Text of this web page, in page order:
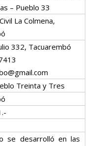
– Pueblo 33
La Colmena,
332, Tacuarembó
Treinta y Tres
se desarrolló en las